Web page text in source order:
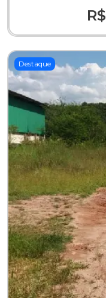
R$
Destaque